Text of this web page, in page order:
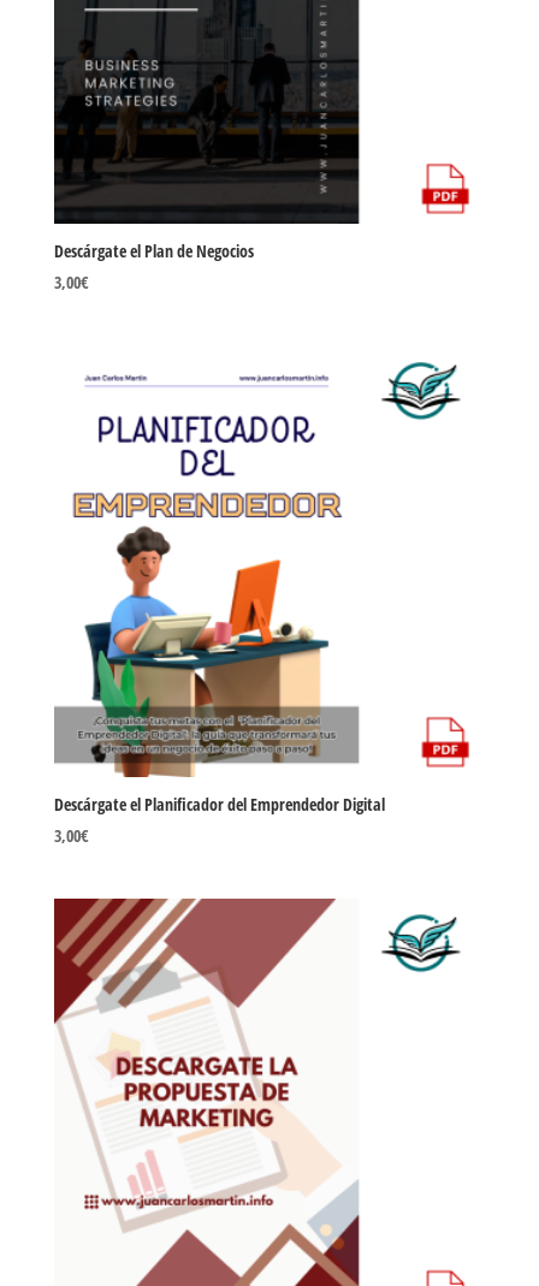
Descárgate el Plan de Negocios
3,00€
Descárgate el Planificador del Emprendedor Digital
3,00€